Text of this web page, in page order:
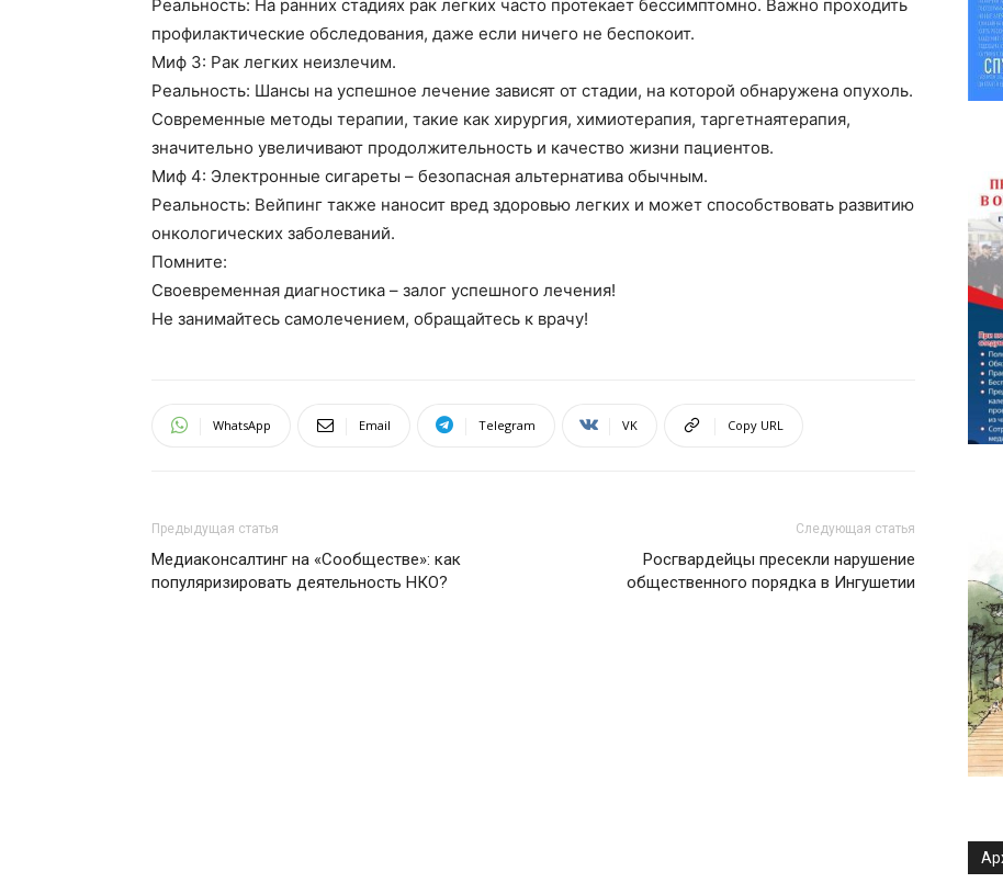
Реальность: На ранних стадиях рак легких часто протекает бессимптомно. Важно проходить
профилактические обследования, даже если ничего не беспокоит.
Миф 3: Рак легких неизлечим.
Реальность: Шансы на успешное лечение зависят от стадии, на которой обнаружена опухоль.
Современные методы терапии, такие как хирургия, химиотерапия, таргетнаятерапия,
значительно увеличивают продолжительность и качество жизни пациентов.
Миф 4: Электронные сигареты – безопасная альтернатива обычным.
Реальность: Вейпинг также наносит вред здоровью легких и может способствовать развитию
онкологических заболеваний.
Помните:
Своевременная диагностика – залог успешного лечения!
Не занимайтесь самолечением, обращайтесь к врачу!
WhatsApp Email Telegram VK Copy URL
Предыдущая статья
Медиаконсалтинг на «Сообществе»: как
популяризировать деятельность НКО?
Следующая статья
Росгвардейцы пресекли нарушение
общественного порядка в Ингушетии